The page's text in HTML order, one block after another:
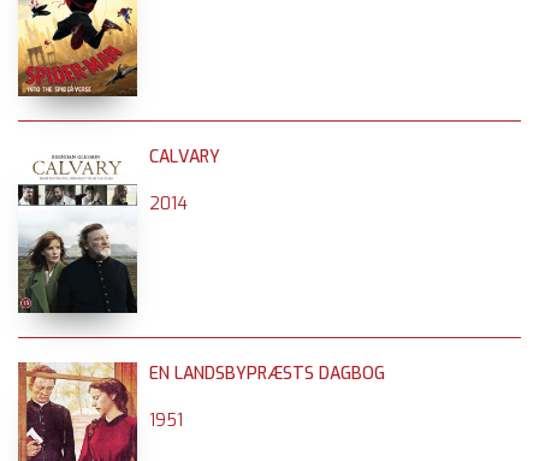
CALVARY
2014
EN LANDSBYPRÆSTS DAGBOG
1951